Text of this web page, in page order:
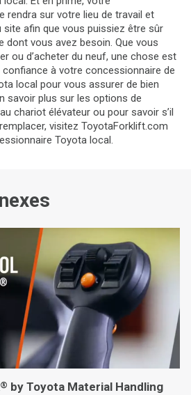
rendra sur votre lieu de travail et
afin que vous puissiez être sûr
dont vous avez besoin. Que vous
ou d’acheter du neuf, une chose est
à votre concessionnaire de
local pour vous assurer de bien
savoir plus sur les options de
chariot élévateur ou pour savoir s’il
visitez ToyotaForklift.com
Toyota local.
® by Toyota Material Handling